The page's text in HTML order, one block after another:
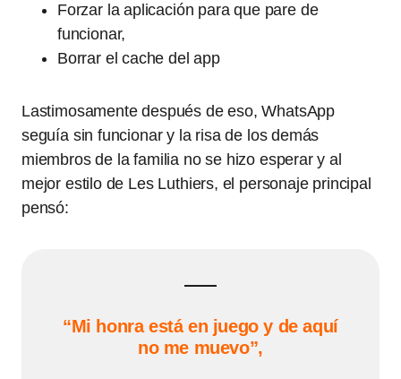
Forzar la aplicación para que pare de
funcionar,
Borrar el cache del app
Lastimosamente después de eso, WhatsApp
seguía sin funcionar y la risa de los demás
miembros de la familia no se hizo esperar y al
mejor estilo de Les Luthiers, el personaje principal
pensó:
“Mi honra está en juego y de aquí
no me muevo”,